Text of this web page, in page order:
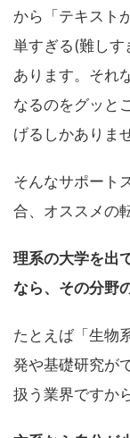
から「テキスト
単すぎる(難しす
あります。それ
なるのをグッと
げるしかありま
そんなサポート
合、オススメの
理系の大学を出
なら、その分野
たとえば「生物
発や基礎研究が
扱う業界ですか